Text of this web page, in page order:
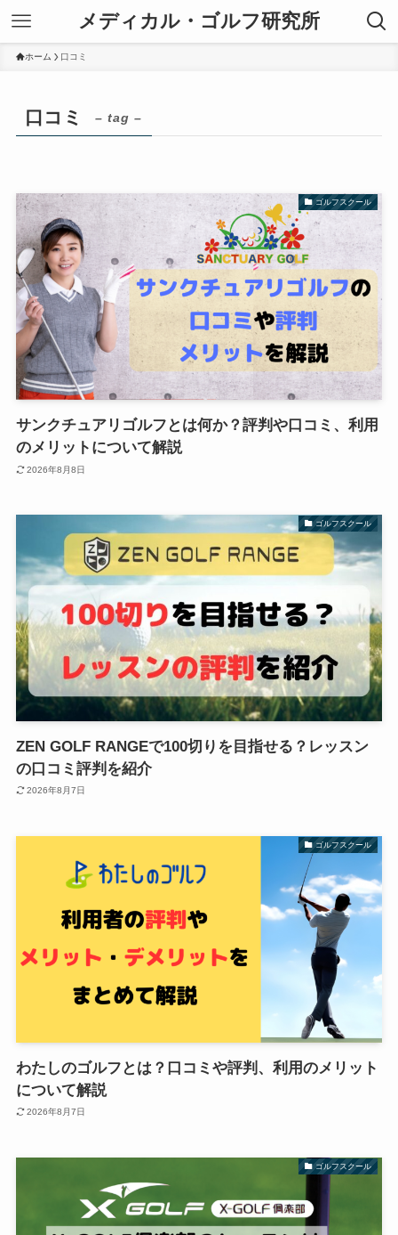
メディカル・ゴルフ研究所
ホーム 口コミ
口コミ – tag –
ゴルフスクール
サンクチュアリゴルフとは何か？評判や口コミ、利用
のメリットについて解説
2026年8月8日
ゴルフスクール
ZEN GOLF RANGEで100切りを目指せる？レッスン
の口コミ評判を紹介
2026年8月7日
ゴルフスクール
わたしのゴルフとは？口コミや評判、利用のメリット
について解説
2026年8月7日
ゴルフスクール